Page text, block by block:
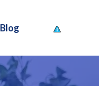
Blog